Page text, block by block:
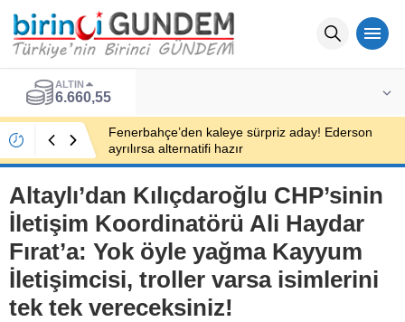
BIST
13.779,39
Fenerbahçe’den kaleye sürpriz aday! Ederson
ayrılırsa alternatifi hazır
Altaylı’dan Kılıçdaroğlu CHP’sinin
İletişim Koordinatörü Ali Haydar
Fırat’a: Yok öyle yağma Kayyum
İletişimcisi, troller varsa isimlerini
tek tek vereceksiniz!